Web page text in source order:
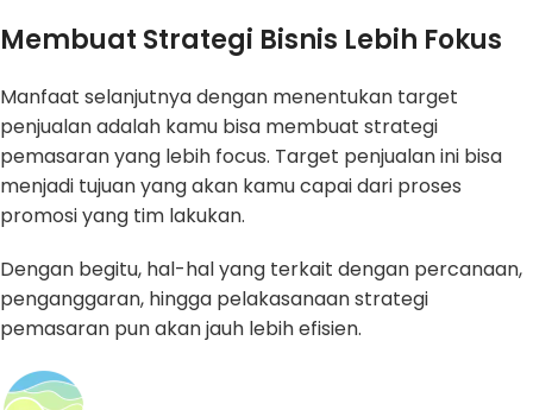
Membuat Strategi Bisnis Lebih Fokus
Manfaat selanjutnya dengan menentukan target
penjualan adalah kamu bisa membuat strategi
pemasaran yang lebih focus. Target penjualan ini bisa
menjadi tujuan yang akan kamu capai dari proses
promosi yang tim lakukan.
Dengan begitu, hal-hal yang terkait dengan percanaan,
penganggaran, hingga pelakasanaan strategi
pemasaran pun akan jauh lebih efisien.